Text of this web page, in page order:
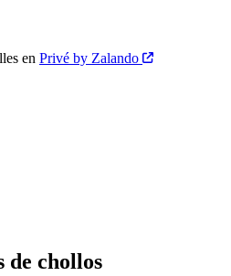
en Privé by Zalando
chollos